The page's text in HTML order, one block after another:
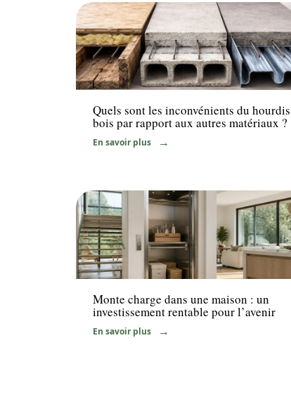
Travaux
Quels sont les inconvénients du hourdis
bois par rapport aux autres matériaux ?
En savoir plus
Maison
Monte charge dans une maison : un
investissement rentable pour l’avenir
En savoir plus